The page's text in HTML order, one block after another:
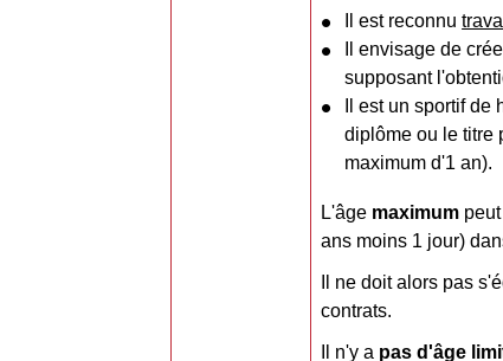
Il est reconnu
Il envisage de
supposant
Il est un sportif
diplôme ou le titre
maximum d'1 an).
L'âge maximum
ans moins 1 jour)
Il ne doit alors pas
contrats.
Il n'y a pas d'âge